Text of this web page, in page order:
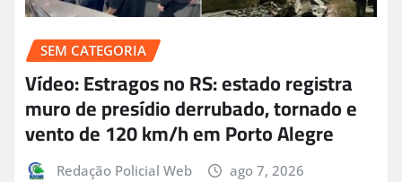
SEM CATEGORIA
Vídeo: Estragos no RS: estado registra
muro de presídio derrubado, tornado e
vento de 120 km/h em Porto Alegre
Redação Policial Web ago 7, 2026